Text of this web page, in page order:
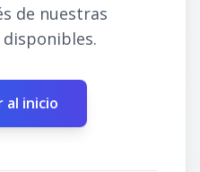
de nuestras
al inicio